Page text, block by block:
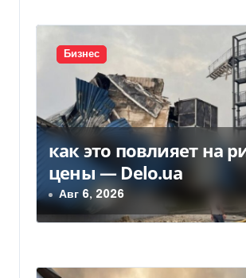
и
я
м
Бизнес
как это повлияет на
цены — Delo.ua
Авг 6, 2026